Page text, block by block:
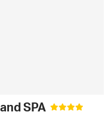
SPA